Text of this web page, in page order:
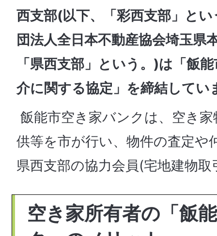
西支部(以下、「彩西支部」と
団法人全日本不動産協会埼玉県
「県西支部」という。)は「飯
介に関する協定」を締結してい
飯能市空き家バンクは、空き
供等を市が行い、物件の査定や
県西支部の協力会員(宅地建物
空き家所有者の「飯